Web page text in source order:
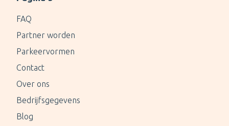
FAQ
Partner worden
Parkeervormen
Contact
Over ons
Bedrijfsgegevens
Blog